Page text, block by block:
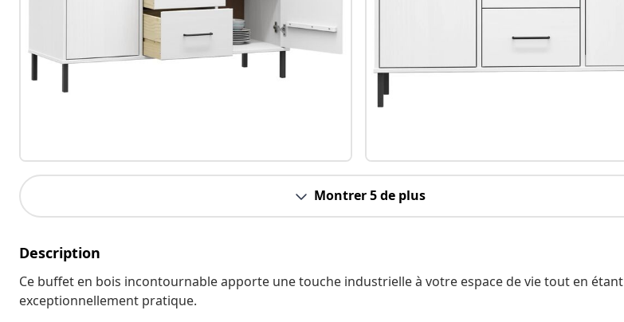
Montrer 5 de plus
Description
Ce buffet en bois incontournable apporte une touche industrielle à votre espace de vie tout en étant
exceptionnellement pratique.